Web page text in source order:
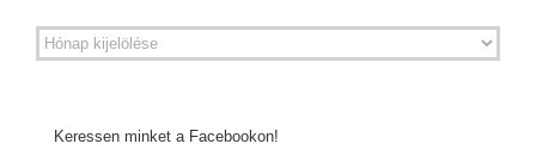
Keressen minket a Facebookon!